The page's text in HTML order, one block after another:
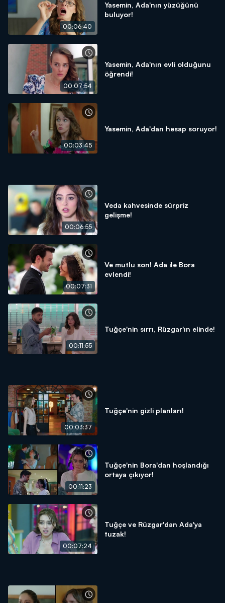
00:06:40
Yasemin, Ada'nın yüzüğünü
buluyor!
00:07:54
Yasemin, Ada'nın evli olduğunu
öğrendi!
00:03:45
Yasemin, Ada'dan hesap soruyor!
00:06:55
Veda kahvesinde sürpriz
gelişme!
00:07:31
Ve mutlu son! Ada ile Bora
evlendi!
00:11:55
Tuğçe'nin sırrı, Rüzgar'ın elinde!
00:03:37
Tuğçe'nin gizli planları!
00:11:23
Tuğçe'nin Bora'dan hoşlandığı
ortaya çıkıyor!
00:07:24
Tuğçe ve Rüzgar'dan Ada'ya
tuzak!